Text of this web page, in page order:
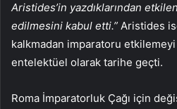
Aristides’in yazdıklarından
edilmesini kabul etti.” Aristides
kalkmadan imparatoru
entelektüel olarak tarihe geçti.
Roma İmparatorluk Çağı için